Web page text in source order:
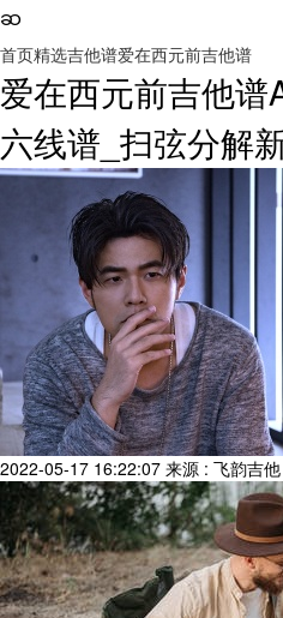
首页精选吉他谱爱在西元前吉他谱
爱在西元前吉他
六线谱_扫弦分解
2022-05-17 16:22:07 来源 : 飞韵吉他